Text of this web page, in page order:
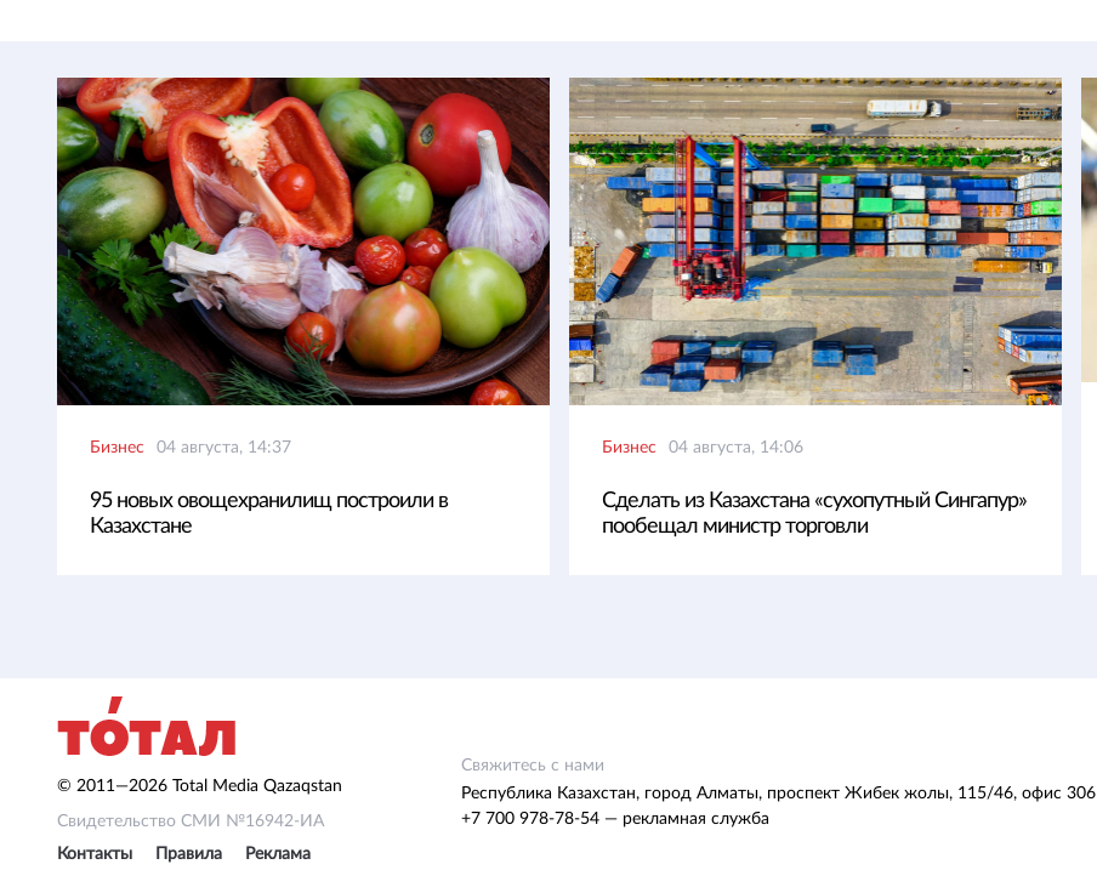
Бизнес 04 августа, 14:37
95 новых овощехранилищ построили в
Казахстане
Бизнес 04 августа, 14:06
Сделать из Казахстана «сухопутный Сингапур»
пообещал министр торговли
© 2011—2026 Total Media Qazaqstan
Свидетельство СМИ №16942-ИА
Контакты
Правила Реклама
Свяжитесь с нами
Республика Казахстан, город Алматы, проспект Жибек жолы, 115/46, офис 306
+7 700 978-78-54 — рекламная служба